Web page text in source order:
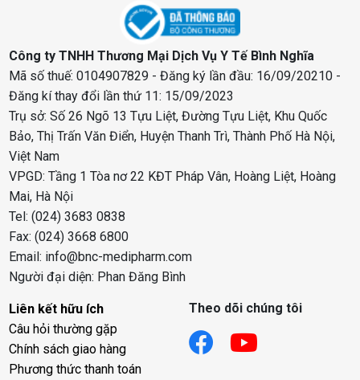
Công ty TNHH Thương Mại Dịch Vụ Y Tế Bình Nghĩa
Mã số thuế: 0104907829 - Đăng ký lần đầu: 16/09/20210 -
Đăng kí thay đổi lần thứ 11: 15/09/2023
Trụ sở: Số 26 Ngõ 13 Tựu Liệt, Đường Tựu Liệt, Khu Quốc
Bảo, Thị Trấn Văn Điển, Huyện Thanh Trì, Thành Phố Hà Nội,
Việt Nam
VPGD: Tầng 1 Tòa nơ 22 KĐT Pháp Vân, Hoàng Liệt, Hoàng
Mai, Hà Nội
Tel: (024) 3683 0838
Fax: (024) 3668 6800
Email: info@bnc-medipharm.com
Người đại diện: Phan Đăng Bình
Liên kết hữu ích
Câu hỏi thường gặp
Chính sách giao hàng
Phương thức thanh toán
Theo dõi chúng tôi